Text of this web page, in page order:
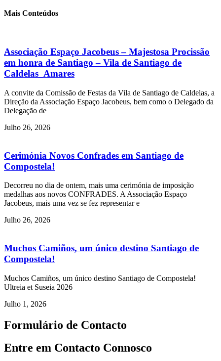
Mais Conteúdos
Associação Espaço Jacobeus – Majestosa Procissão
em honra de Santiago – Vila de Santiago de
Caldelas_Amares
A convite da Comissão de Festas da Vila de Santiago de Caldelas, a
Direção da Associação Espaço Jacobeus, bem como o Delegado da
Delegação de
Julho 26, 2026
Cerimónia Novos Confrades em Santiago de
Compostela!
Decorreu no dia de ontem, mais uma cerimónia de imposição
medalhas aos novos CONFRADES. A Associação Espaço
Jacobeus, mais uma vez se fez representar e
Julho 26, 2026
Muchos Camiños, um único destino Santiago de
Compostela!
Muchos Camiños, um único destino Santiago de Compostela!
Ultreia et Suseia 2026
Julho 1, 2026
Formulário de Contacto
Entre em Contacto Connosco